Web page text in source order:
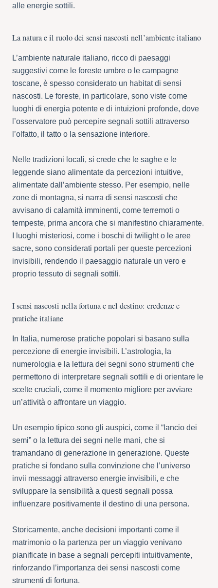
alle energie sottili.
La natura e il ruolo dei sensi nascosti nell’ambiente italiano
L’ambiente naturale italiano, ricco di paesaggi
suggestivi come le foreste umbre o le campagne
toscane, è spesso considerato un habitat di sensi
nascosti. Le foreste, in particolare, sono viste come
luoghi di energia potente e di intuizioni profonde, dove
l’osservatore può percepire segnali sottili attraverso
l’olfatto, il tatto o la sensazione interiore.
Nelle tradizioni locali, si crede che le saghe e le
leggende siano alimentate da percezioni intuitive,
alimentate dall’ambiente stesso. Per esempio, nelle
zone di montagna, si narra di sensi nascosti che
avvisano di calamità imminenti, come terremoti o
tempeste, prima ancora che si manifestino chiaramente.
I luoghi misteriosi, come i boschi di twilight o le aree
sacre, sono considerati portali per queste percezioni
invisibili, rendendo il paesaggio naturale un vero e
proprio tessuto di segnali sottili.
I sensi nascosti nella fortuna e nel destino: credenze e
pratiche italiane
In Italia, numerose pratiche popolari si basano sulla
percezione di energie invisibili. L’astrologia, la
numerologia e la lettura dei segni sono strumenti che
permettono di interpretare segnali sottili e di orientare le
scelte cruciali, come il momento migliore per avviare
un’attività o affrontare un viaggio.
Un esempio tipico sono gli auspici, come il “lancio dei
semi” o la lettura dei segni nelle mani, che si
tramandano di generazione in generazione. Queste
pratiche si fondano sulla convinzione che l’universo
invii messaggi attraverso energie invisibili, e che
sviluppare la sensibilità a questi segnali possa
influenzare positivamente il destino di una persona.
Storicamente, anche decisioni importanti come il
matrimonio o la partenza per un viaggio venivano
pianificate in base a segnali percepiti intuitivamente,
rinforzando l’importanza dei sensi nascosti come
strumenti di fortuna.